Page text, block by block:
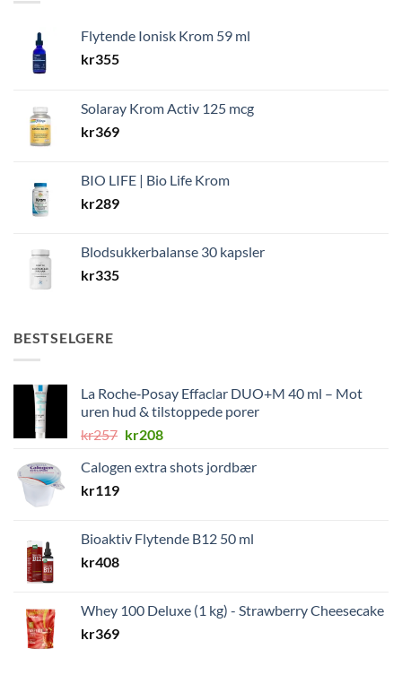
Flytende Ionisk Krom 59 ml
kr355
Solaray Krom Activ 125 mcg
kr369
BIO LIFE | Bio Life Krom
kr289
Blodsukkerbalanse 30 kapsler
kr335
BESTSELGERE
La Roche‑Posay Effaclar DUO+M 40 ml – Mot
uren hud & tilstoppede porer
kr257 Opprinnelig
var:
kr208Nåværende
er:
Calogen extra shots jordbær
kr119
Bioaktiv Flytende B12 50 ml
kr408
Whey 100 Deluxe (1 kg) - Strawberry Cheesecake
kr369